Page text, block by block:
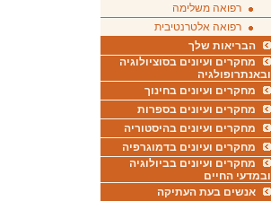
רפואה משלימה
רפואה אלטרנטיבית
הבריאות שלך
מחקרים ועיונים בסוציולוגיה
ובאנתרופולגיה
מחקרים ועיונים בחינוך
מחקרים ועיונים בספרות
מחקרים ועיונים בהיסטוריה
מחקרים ועיונים בדמוגרפיה
מחקרים ועיונים בביולוגיה
ובמדעי החיים
אנשים בעת העתיקה